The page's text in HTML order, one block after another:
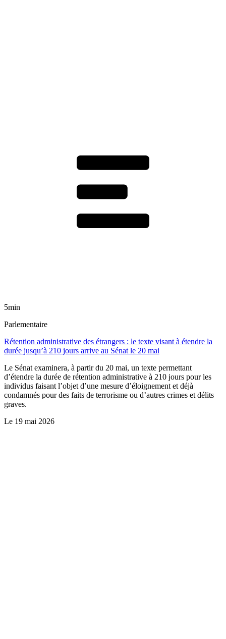
5min
Parlementaire
Rétention administrative des étrangers : le texte visant à étendre la
durée jusqu’à 210 jours arrive au Sénat le 20 mai
Le Sénat examinera, à partir du 20 mai, un texte permettant
d’étendre la durée de rétention administrative à 210 jours pour les
individus faisant l’objet d’une mesure d’éloignement et déjà
condamnés pour des faits de terrorisme ou d’autres crimes et délits
graves.
Le 19 mai 2026